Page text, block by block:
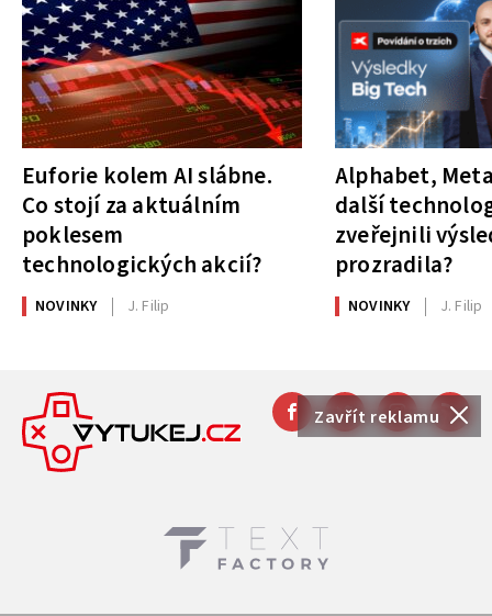
Zavřít reklamu
Euforie kolem AI slábne.
Co stojí za aktuálním
poklesem
technologických akcií?
NOVINKY J. Filip
Alphabet,
další
zveřejnili
prozradila?
NOVINKY J. Filip